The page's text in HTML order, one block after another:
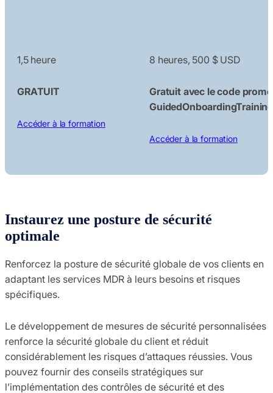
1,5 heure
GRATUIT
Accéder à la formation
8 heures, 500 $ USD
Gratuit avec le code
Accéder à la formation
Instaurez une posture de sécurité
optimale
Renforcez la posture de sécurité globale de vos clients en
adaptant les services MDR à leurs besoins et risques
spécifiques.
Le développement de mesures de sécurité personnalisées
renforce la sécurité globale du client et réduit
considérablement les risques d’attaques réussies. Vous
pouvez fournir des conseils stratégiques sur
l’implémentation des contrôles de sécurité et des